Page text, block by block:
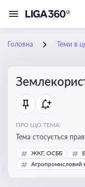
Головна Теми в
ПРО ЩО ТЕМА:
Тема стосується
землею, зокрема
користування
ЖКГ, ОСББ
Агропромисловий